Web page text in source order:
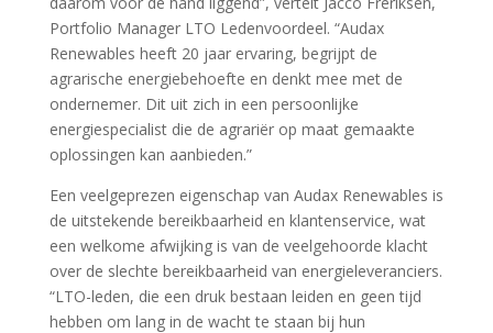
Portfolio Manager LTO Ledenvoordeel. “Audax
Renewables heeft 20 jaar ervaring, begrijpt de
agrarische energiebehoefte en denkt mee met de
ondernemer. Dit uit zich in een persoonlijke
energiespecialist die de agrariër op maat gemaakte
oplossingen kan aanbieden.”
Een veelgeprezen eigenschap van Audax Renewables is
de uitstekende bereikbaarheid en klantenservice, wat
een welkome afwijking is van de veelgehoorde klacht
over de slechte bereikbaarheid van energieleveranciers.
“LTO-leden, die een druk bestaan leiden en geen tijd
hebben om lang in de wacht te staan bij hun